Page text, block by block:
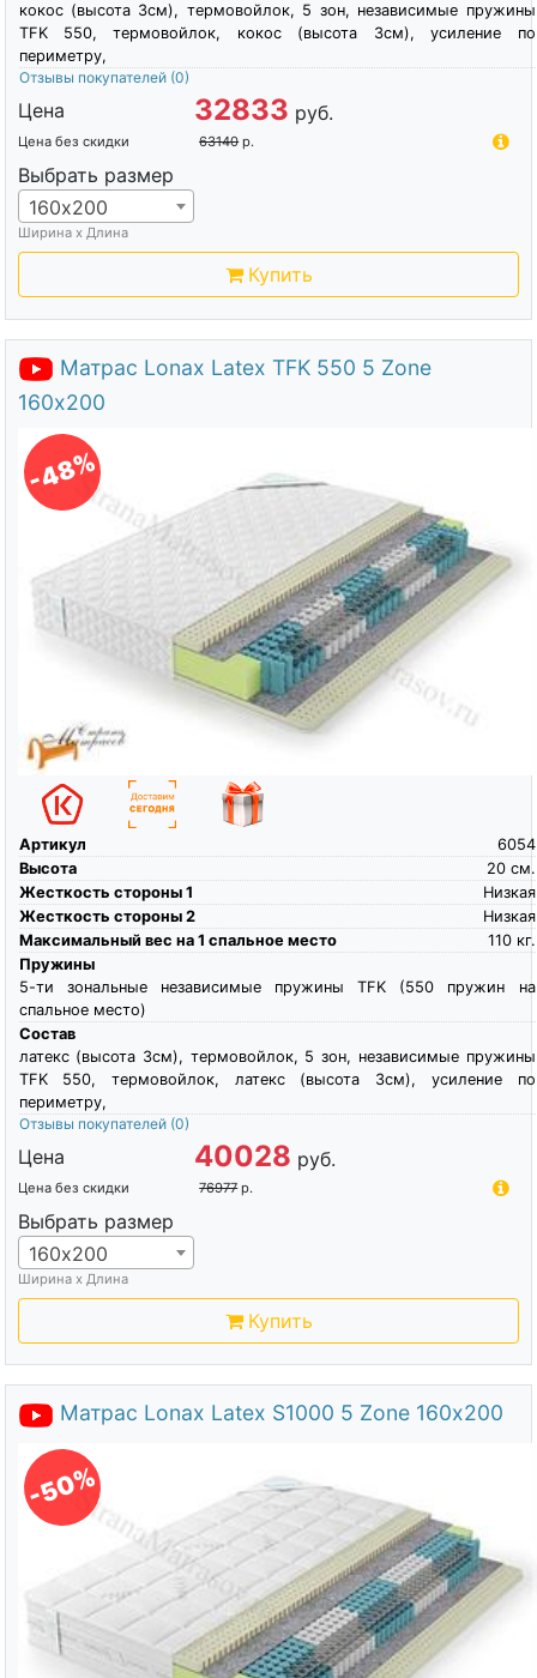
кокос (высота 3см), термовойлок, 5 зон, независимые пружины
TFK 550, термовойлок, кокос (высота 3см), усиление по
периметру,
Отзывы покупателей (0)
Цена 32833 руб.
Цена без скидки 63140 р.
Выбрать размер
160х200
Ширина х Длина
Купить
Матрас Lonax Latex TFK 550 5 Zone
160х200
-48%
Артикул
6054
Высота
см.
20
Жесткость стороны 1
Низкая
Жесткость стороны 2
Низкая
Максимальный вес на 1 спальное место
кг.
110
Пружины
5-ти зональные независимые пружины TFK (550 пружин на
спальное место)
Состав
латекс (высота 3см), термовойлок, 5 зон, независимые пружины
TFK 550, термовойлок, латекс (высота 3см), усиление по
периметру,
Отзывы покупателей (0)
Цена 40028 руб.
Цена без скидки 76977 р.
Выбрать размер
160х200
Ширина х Длина
Купить
Матрас Lonax Latex S1000 5 Zone 160х200
-50%